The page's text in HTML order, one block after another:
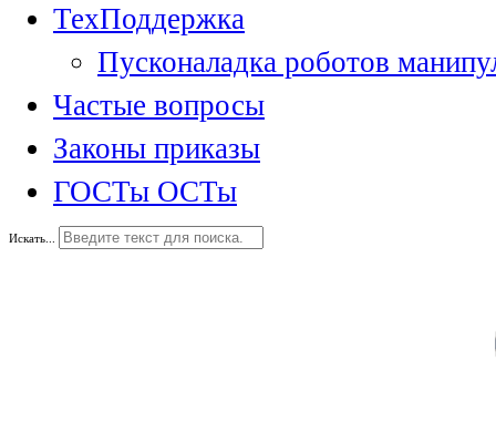
ТехПоддержка
Пусконаладка роботов
Частые вопросы
Законы приказы
ГОСТы ОСТы
Искать...